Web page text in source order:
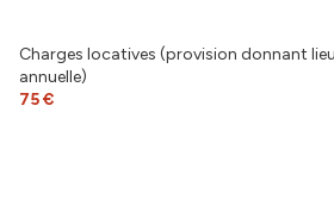
Charges locatives (provision donnant
annuelle)
75 €